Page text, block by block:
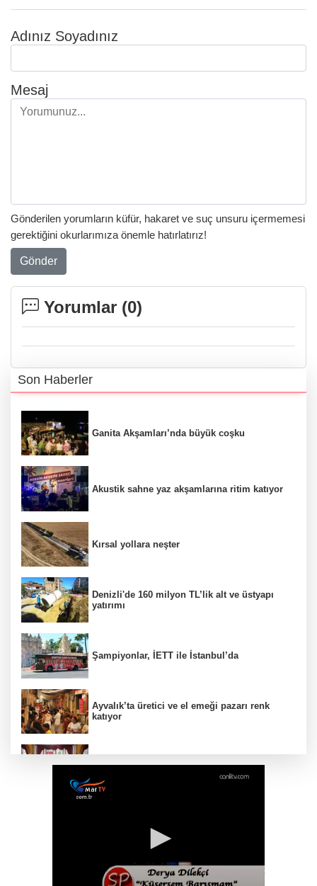
Adınız Soyadınız
Mesaj
Gönderilen yorumların küfür, hakaret ve suç unsuru içermemesi
gerektiğini okurlarımıza önemle hatırlatırız!
Gönder
Yorumlar (0)
Son Haberler
Ganita Akşamları’nda büyük coşku
Akustik sahne yaz akşamlarına ritim katıyor
Kırsal yollara neşter
Denizli'de 160 milyon TL’lik alt ve üstyapı
yatırımı
Şampiyonlar, İETT ile İstanbul’da
Ayvalık’ta üretici ve el emeği pazarı renk
katıyor
Bursa Büyükşehir Harmancık’ta da yolları
yeniliyor